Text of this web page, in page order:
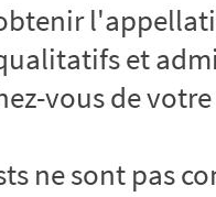
et
vous de
ne sont pas